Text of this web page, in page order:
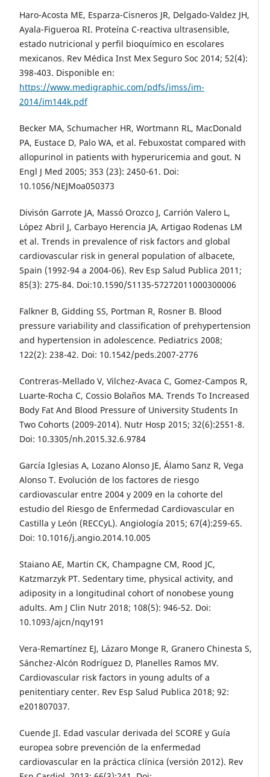
Haro-Acosta ME, Esparza-Cisneros JR, Delgado-Valdez JH,
Ayala-Figueroa RI. Proteína C-reactiva ultrasensible,
estado nutricional y perfil bioquímico en escolares
mexicanos. Rev Médica Inst Mex Seguro Soc 2014; 52(4):
398-403. Disponible en:
https://www.medigraphic.com/pdfs/imss/im-
2014/im144k.pdf
Becker MA, Schumacher HR, Wortmann RL, MacDonald
PA, Eustace D, Palo WA, et al. Febuxostat compared with
allopurinol in patients with hyperuricemia and gout. N
Engl J Med 2005; 353 (23): 2450-61. Doi:
10.1056/NEJMoa050373
Divisón Garrote JA, Massó Orozco J, Carrión Valero L,
López Abril J, Carbayo Herencia JA, Artigao Rodenas LM
et al. Trends in prevalence of risk factors and global
cardiovascular risk in general population of albacete,
Spain (1992-94 a 2004-06). Rev Esp Salud Publica 2011;
85(3): 275-84. Doi:10.1590/S1135-57272011000300006
Falkner B, Gidding SS, Portman R, Rosner B. Blood
pressure variability and classification of prehypertension
and hypertension in adolescence. Pediatrics 2008;
122(2): 238-42. Doi: 10.1542/peds.2007-2776
Contreras-Mellado V, Vilchez-Avaca C, Gomez-Campos R,
Luarte-Rocha C, Cossio Bolaños MA. Trends To Increased
Body Fat And Blood Pressure of University Students In
Two Cohorts (2009-2014). Nutr Hosp 2015; 32(6):2551-8.
Doi: 10.3305/nh.2015.32.6.9784
García Iglesias A, Lozano Alonso JE, Álamo Sanz R, Vega
Alonso T. Evolución de los factores de riesgo
cardiovascular entre 2004 y 2009 en la cohorte del
estudio del Riesgo de Enfermedad Cardiovascular en
Castilla y León (RECCyL). Angiología 2015; 67(4):259-65.
Doi: 10.1016/j.angio.2014.10.005
Staiano AE, Martin CK, Champagne CM, Rood JC,
Katzmarzyk PT. Sedentary time, physical activity, and
adiposity in a longitudinal cohort of nonobese young
adults. Am J Clin Nutr 2018; 108(5): 946-52. Doi:
10.1093/ajcn/nqy191
Vera-Remartínez EJ, Lázaro Monge R, Granero Chinesta S,
Sánchez-Alcón Rodríguez D, Planelles Ramos MV.
Cardiovascular risk factors in young adults of a
penitentiary center. Rev Esp Salud Publica 2018; 92:
e201807037.
Cuende JI. Edad vascular derivada del SCORE y Guía
europea sobre prevención de la enfermedad
cardiovascular en la práctica clínica (versión 2012). Rev